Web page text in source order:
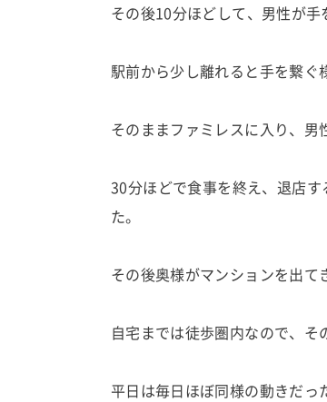
その後10分ほどして、男性が手
駅前から少し離れると手を繋ぐ
そのままファミレスに入り、男
30分ほどで食事を終え、退店
た。
その後奥様がマンションを出て
自宅までは徒歩圏内なので、そ
平日は毎日ほぼ同様の動きだっ